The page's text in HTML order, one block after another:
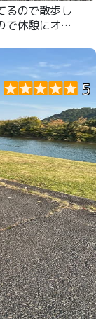
るので散歩し
で休憩にオス
5